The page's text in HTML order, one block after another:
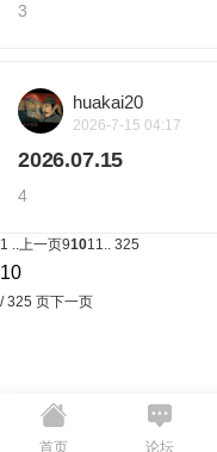
3
huakai20
2026-7-15 04:17
2026.07.15
4
1 ..上一页91011.. 325
/ 325 页下一页
首页 论坛